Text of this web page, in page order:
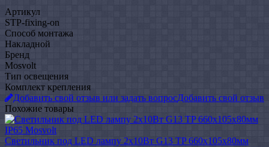
Артикул
STP-fixing-on
Способ монтажа
Накладной
Бренд
Mosvolt
Тип освещения
Комплект крепления
Добавить свой отзыв или задать вопросДобавить свой отзыв
Похожие товары
Светильник под LED лампу 2х10Вт G13 TP 660х105х80мм